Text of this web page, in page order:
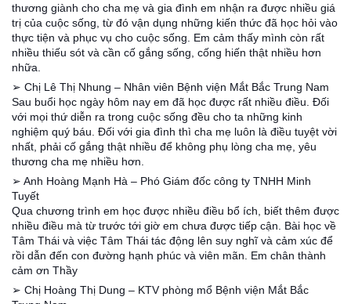
thương giành cho cha mẹ và gia đình em nhận ra được nhiều giá
trị của cuộc sống, từ đó vận dụng những kiến thức đã học hỏi vào
thực tiện và phục vụ cho cuộc sống. Em cảm thấy mình còn rất
nhiều thiếu sót và cần cố gắng sống, cống hiến thật nhiều hơn
nhữa.
➢ Chị Lê Thị Nhung – Nhân viên Bệnh viện Mắt Bắc Trung Nam
Sau buổi học ngày hôm nay em đã học được rất nhiều điều. Đối
với mọi thứ diễn ra trong cuộc sống đều cho ta những kinh
nghiệm quý báu. Đối với gia đình thì cha mẹ luôn là điều tuyệt vời
nhất, phải cố gắng thật nhiều để không phụ lòng cha mẹ, yêu
thương cha mẹ nhiều hơn.
➢ Anh Hoàng Mạnh Hà – Phó Giám đốc công ty TNHH Minh
Tuyết
Qua chương trình em học được nhiều điều bổ ích, biết thêm được
nhiều điều mà từ trước tới giờ em chưa được tiếp cận. Bài học về
Tâm Thái và việc Tâm Thái tác động lên suy nghĩ và cảm xúc để
rồi dẫn đến con đường hạnh phúc và viên mãn. Em chân thành
cảm ơn Thầy
➢ Chị Hoàng Thị Dung – KTV phòng mổ Bệnh viện Mắt Bắc